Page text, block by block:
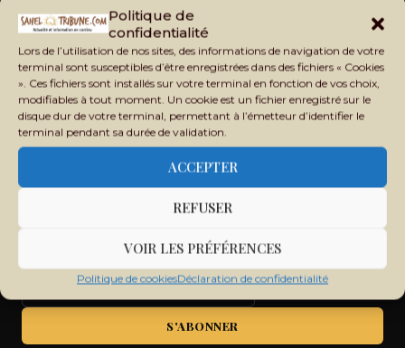
Politique de
confidentialité
Lors de l’utilisation de nos sites, des informations de navigation de votre
terminal sont susceptibles d’être enregistrées dans des fichiers « Cookies
». Ces fichiers sont installés sur votre terminal en fonction de vos choix,
modifiables à tout moment. Un cookie est un fichier enregistré sur le
disque dur de votre terminal, permettant à l’émetteur d’identifier le
terminal pendant sa durée de validation.
ACCEPTER
REFUSER
VOIR LES PRÉFÉRENCES
Politique de cookiesDéclaration de confidentialité
Recevez chaque jour les principales informations du Mali,
du Sahel, de l'Afrique et du monde dans votre boîte mail.
S'ABONNER